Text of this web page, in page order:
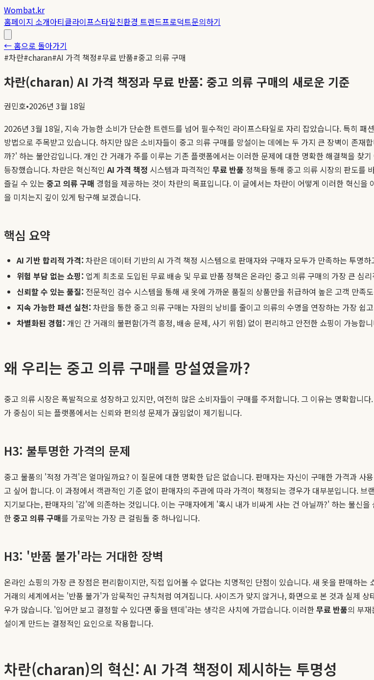
Wombat.kr
홈페이지 소개아티클라이프스타일친환경 트렌드프로덕트문의하기
← 홈으로 돌아가기
#차란#charan#AI 가격 책정#무료 반품#중고 의류 구매
차란(charan) AI 가격 책정과 무료 반품: 중고 의류 구매의 새로운 기준
권민호•2026년 3월 18일
2026년 3월 18일, 지속 가능한 소비가 단순한 트렌드를 넘어 필수적인 라이프스타일로 자리 잡았습니다. 특히
방법으로 주목받고 있습니다. 하지만 많은 소비자들이 중고 의류 구매를 망설이는 데에는 두 가지 큰 장벽이 존
까?' 하는 불안감입니다. 개인 간 거래가 주를 이루는 기존 플랫폼에서는 이러한 문제에 대한 명확한 해결책을 찾
등장했습니다. 차란은 혁신적인AI 가격 책정 시스템과 파격적인 무료 반품 정책을 통해 중고 의류 시장의 판도를
즐길 수 있는 중고 의류 구매 경험을 제공하는 것이 차란의 목표입니다. 이 글에서는 차란이 어떻게 이러한 혁신
을 미치는지 깊이 있게 탐구해 보겠습니다.
핵심 요약
AI 기반 합리적 가격: 차란은 데이터 기반의 AI 가격 책정 시스템으로 판매자와 구매자 모두가 만족하는 투명
위험 부담 없는 쇼핑: 업계 최초로 도입된 무료 배송 및 무료 반품 정책은 온라인 중고 의류 구매의 가장 큰 심
신뢰할 수 있는 품질: 전문적인 검수 시스템을 통해 새 옷에 가까운 품질의 상품만을 취급하여 높은 고객 만족
지속 가능한 패션 실천: 차란을 통한 중고 의류 구매는 자원의 낭비를 줄이고 의류의 수명을 연장하는 가장 쉽
차별화된 경험: 개인 간 거래의 불편함(가격 흥정, 배송 문제, 사기 위험) 없이 편리하고 안전한 쇼핑이 가능합
왜 우리는 중고 의류 구매를 망설였을까?
중고 의류 시장은 폭발적으로 성장하고 있지만, 여전히 많은 소비자들이 구매를 주저합니다. 그 이유는 명확합니
가 중심이 되는 플랫폼에서는 신뢰와 편의성 문제가 끊임없이 제기됩니다.
H3: 불투명한 가격의 문제
중고 물품의 '적정 가격'은 얼마일까요? 이 질문에 대한 명확한 답은 없습니다. 판매자는 자신이 구매한 가격과
고 싶어 합니다. 이 과정에서 객관적인 기준 없이 판매자의 주관에 따라 가격이 책정되는 경우가 대부분입니다.
지기보다는, 판매자의 '감'에 의존하는 것입니다. 이는 구매자에게 '혹시 내가 비싸게 사는 건 아닐까?' 하는 불신
한중고 의류 구매를 가로막는 가장 큰 걸림돌 중 하나입니다.
H3: '반품 불가'라는 거대한 장벽
온라인 쇼핑의 가장 큰 장점은 편리함이지만, 직접 입어볼 수 없다는 치명적인 단점이 있습니다. 새 옷을 판매하
거래의 세계에서는 '반품 불가'가 암묵적인 규칙처럼 여겨집니다. 사이즈가 맞지 않거나, 화면으로 본 것과 실제
우가 많습니다. '입어만 보고 결정할 수 있다면 좋을 텐데'라는 생각은 사치에 가깝습니다. 이러한무료 반품의 부
설이게 만드는 결정적인 요인으로 작용합니다.
차란(charan)의 혁신: AI 가격 책정이 제시하는 투명성